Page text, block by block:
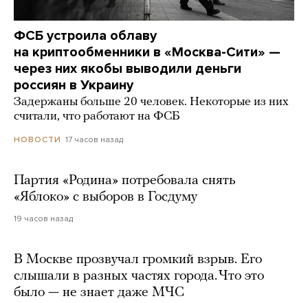
ФСБ устроила облаву
на криптообменники в «Москва-Сити» —
через них якобы выводили деньги
россиян в Украину
Задержаны больше 20 человек. Некоторые из них
считали, что работают на ФСБ
НОВОСТИ 17 часов назад
Партия «Родина» потребовала снять
«Яблоко» с выборов в Госдуму
19 часов назад
В Москве прозвучал громкий взрыв. Его
слышали в разных частях города. Что это
было — не знает даже МЧС